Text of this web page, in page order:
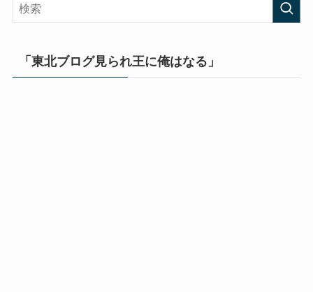
「東北ブログ見られ王に俺はなる」